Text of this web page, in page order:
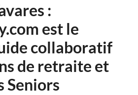
:
est le
collaboratif
de retraite et
Seniors